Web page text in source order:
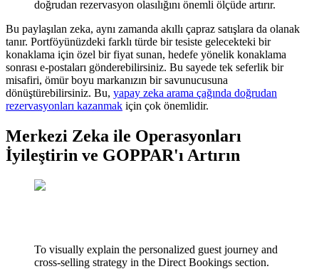
doğrudan rezervasyon olasılığını önemli ölçüde artırır.
Bu paylaşılan zeka, aynı zamanda akıllı çapraz satışlara da olanak
tanır. Portföyünüzdeki farklı türde bir tesiste gelecekteki bir
konaklama için özel bir fiyat sunan, hedefe yönelik konaklama
sonrası e-postaları gönderebilirsiniz. Bu sayede tek seferlik bir
misafiri, ömür boyu markanızın bir savunucusuna
dönüştürebilirsiniz. Bu, yapay zeka arama çağında doğrudan
rezervasyonları kazanmak için çok önemlidir.
Merkezi Zeka ile Operasyonları
İyileştirin ve GOPPAR'ı Artırın
To visually explain the personalized guest journey and
cross-selling strategy in the Direct Bookings section.